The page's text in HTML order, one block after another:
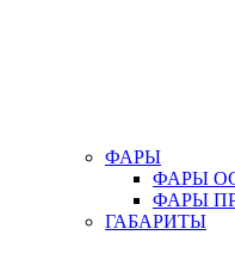
ФАРЫ
ФАРЫ
ФАРЫ
ГАБАРИТЫ